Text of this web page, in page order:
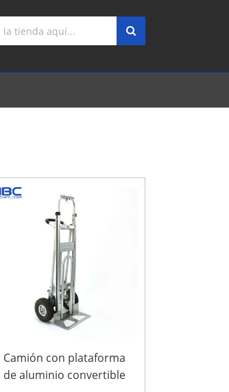
Camión con plataforma
de aluminio convertible